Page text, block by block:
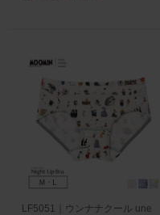
LF5051｜ウンナナクール une